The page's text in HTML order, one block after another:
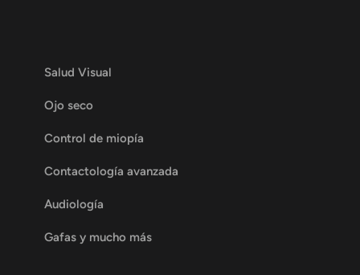
Salud Visual
Ojo seco
Control de miopía
Contactología avanzada
Audiología
Gafas y mucho más